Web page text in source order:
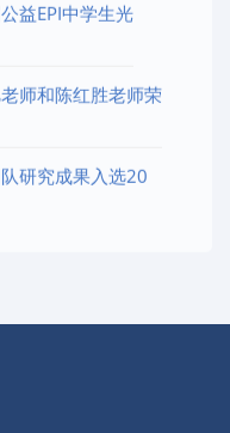
益EPI中学生光
师和陈红胜老师荣
研究成果入选20